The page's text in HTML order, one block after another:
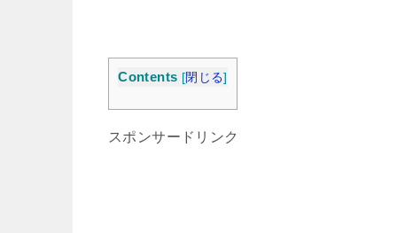
Contents [閉じる]
スポンサードリンク